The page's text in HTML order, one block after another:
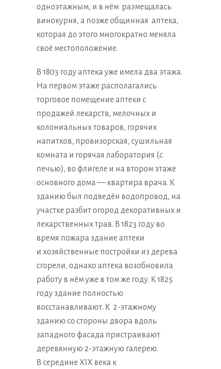
одноэтажным, и в нём размещалась
винокурня, а позже общинная аптека,
которая до этого многократно меняла
своё местоположение.
В 1803 году аптека уже имела два этажа.
На первом этаже располагались
торговое помещение аптеки с
продажей лекарств, мелочных и
колониальных товаров, горячих
напитков, провизорская, сушильная
комната и горячая лаборатория (с
печью), во флигеле и на втором этаже
основного дома — квартира врача. К
зданию был подведён водопровод, на
участке разбит огород декоративных и
лекарственных трав. В 1823 году во
время пожара здание аптеки
и хозяйственные постройки из дерева
сгорели, однако аптека возобновила
работу в нём уже в том же году. К 1825
году здание полностью
восстанавливают. К 2-этажному
зданию со стороны двора вдоль
западного фасада пристраивают
деревянную 2-этажную галерею.
В середине XIX века к